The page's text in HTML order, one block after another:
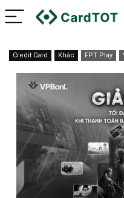
Credit Card Khác FPT Play